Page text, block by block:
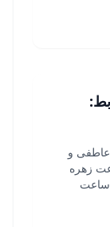
و
زهره
ساعت